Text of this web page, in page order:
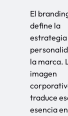
El
define la
estrategia
la marca.
imagen
traduce
esencia en